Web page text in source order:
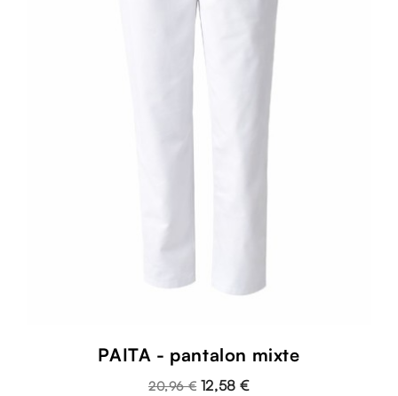
PAITA - pantalon mixte
20,96 € 12,58 €